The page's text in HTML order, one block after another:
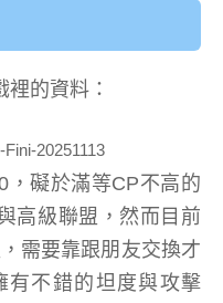
的資料：
，礙於滿等CP不高的
高級聯盟，然而目前
需要靠跟朋友交換才
有不錯的坦度與攻擊